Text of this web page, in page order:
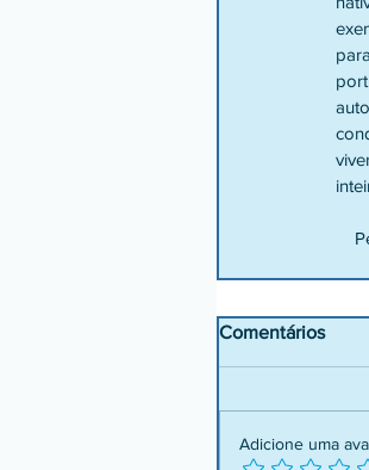
Comentários
Adicione uma